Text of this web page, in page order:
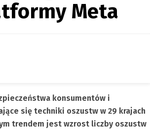
Meta
konsumentów i
się techniki oszustw w 29 krajach
trendem jest wzrost liczby oszustw